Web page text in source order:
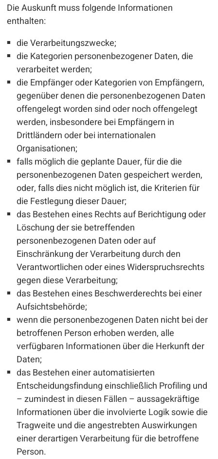
Die Auskunft muss folgende Informationen
enthalten:
die Verarbeitungszwecke;
die Kategorien personenbezogener Daten, die
verarbeitet werden;
die Empfänger oder Kategorien von Empfängern,
gegenüber denen die personenbezogenen Daten
offengelegt worden sind oder noch offengelegt
werden, insbesondere bei Empfängern in
Drittländern oder bei internationalen
Organisationen;
falls möglich die geplante Dauer, für die die
personenbezogenen Daten gespeichert werden,
oder, falls dies nicht möglich ist, die Kriterien für
die Festlegung dieser Dauer;
das Bestehen eines Rechts auf Berichtigung oder
Löschung der sie betreffenden
personenbezogenen Daten oder auf
Einschränkung der Verarbeitung durch den
Verantwortlichen oder eines Widerspruchsrechts
gegen diese Verarbeitung;
das Bestehen eines Beschwerderechts bei einer
Aufsichtsbehörde;
wenn die personenbezogenen Daten nicht bei der
betroffenen Person erhoben werden, alle
verfügbaren Informationen über die Herkunft der
Daten;
das Bestehen einer automatisierten
Entscheidungsfindung einschließlich Profiling und
– zumindest in diesen Fällen – aussagekräftige
Informationen über die involvierte Logik sowie die
Tragweite und die angestrebten Auswirkungen
einer derartigen Verarbeitung für die betroffene
Person.